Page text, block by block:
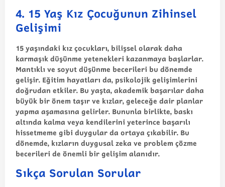
4. 15 Yaş Kız Çocuğunun Zihinsel
Gelişimi
15 yaşındaki kız çocukları, bilişsel olarak daha
karmaşık düşünme yetenekleri kazanmaya başlarlar.
Mantıklı ve soyut düşünme becerileri bu dönemde
gelişir. Eğitim hayatları da, psikolojik gelişimlerini
doğrudan etkiler. Bu yaşta, akademik başarılar daha
büyük bir önem taşır ve kızlar, geleceğe dair planlar
yapma aşamasına gelirler. Bununla birlikte, baskı
altında kalma veya kendilerini yeterince başarılı
hissetmeme gibi duygular da ortaya çıkabilir. Bu
dönemde, kızların duygusal zeka ve problem çözme
becerileri de önemli bir gelişim alanıdır.
Sıkça Sorulan Sorular